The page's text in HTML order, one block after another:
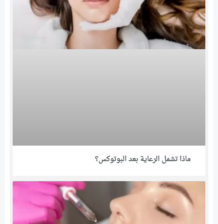
ماذا تشمل الرعاية بعد البوتوكس؟